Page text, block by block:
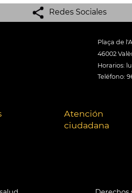
Redes Sociales
Plaça de
46002
Horarios:
Teléfono:
Atención
ciudadana